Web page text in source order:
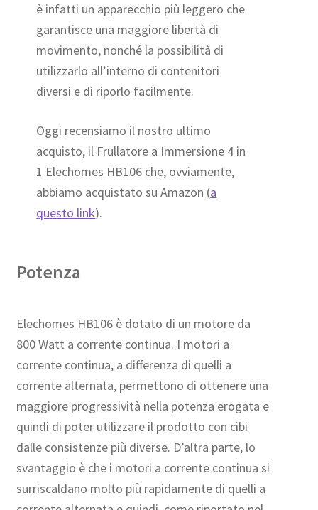
è infatti un apparecchio più leggero che
garantisce una maggiore libertà di
movimento, nonché la possibilità di
utilizzarlo all’interno di contenitori
diversi e di riporlo facilmente.
Oggi recensiamo il nostro ultimo
acquisto, il Frullatore a Immersione 4 in
1 Elechomes HB106 che, ovviamente,
abbiamo acquistato su Amazon (a
questo link).
Potenza
Elechomes HB106 è dotato di un motore da
800 Watt a corrente continua. I motori a
corrente continua, a differenza di quelli a
corrente alternata, permettono di ottenere una
maggiore progressività nella potenza erogata e
quindi di poter utilizzare il prodotto con cibi
dalle consistenze più diverse. D’altra parte, lo
svantaggio è che i motori a corrente continua si
surriscaldano molto più rapidamente di quelli a